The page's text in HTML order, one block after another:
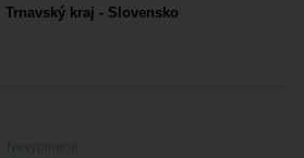
Trnavský kraj - Slovensko